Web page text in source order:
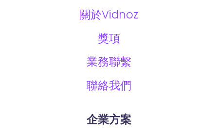
關於Vidnoz
獎項
業務聯繫
聯絡我們
企業方案